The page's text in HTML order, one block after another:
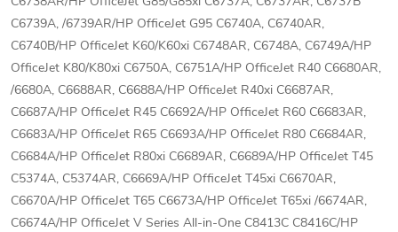
C6739A, /6739AR/HP OfficeJet G95 C6740A, C6740AR,
C6740B/HP OfficeJet K60/K60xi C6748AR, C6748A, C6749A/HP
OfficeJet K80/K80xi C6750A, C6751A/HP OfficeJet R40 C6680AR,
/6680A, C6688AR, C6688A/HP OfficeJet R40xi C6687AR,
C6687A/HP OfficeJet R45 C6692A/HP OfficeJet R60 C6683AR,
C6683A/HP OfficeJet R65 C6693A/HP OfficeJet R80 C6684AR,
C6684A/HP OfficeJet R80xi C6689AR, C6689A/HP OfficeJet T45
C5374A, C5374AR, C6669A/HP OfficeJet T45xi C6670AR,
C6670A/HP OfficeJet T65 C6673A/HP OfficeJet T65xi /6674AR,
C6674A/HP OfficeJet V Series All-in-One C8413C C8416C/HP